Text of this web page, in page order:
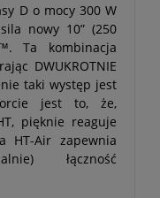
D o mocy 300 W
nowy 10” (250
Ta kombinacja
DWUKROTNIE
taki występ jest
jest to, że,
pięknie reaguje
HT-Air zapewnia
łączność